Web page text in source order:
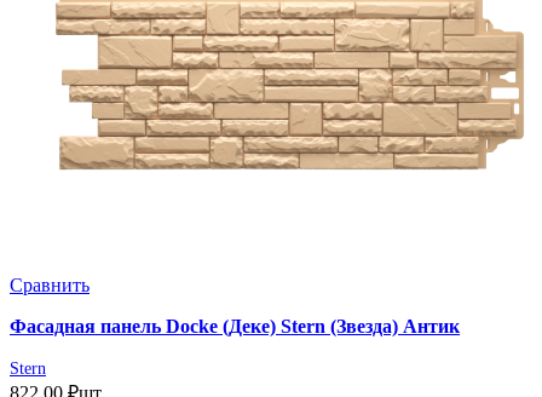
Сравнить
Фасадная панель Docke (Деке) Stern (Звезда) Антик
Stern
822,00 ₽шт